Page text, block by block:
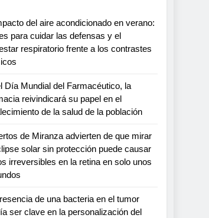
películas de los Minions
y modernización para
deportista
del aire acondicionado en verano:
para cuidar las defensas y el
respiratorio frente a los contrastes
Día Mundial del Farmacéutico, la
reivindicará su papel en el
de la salud de la población
de Miranza advierten de que mirar
solar sin protección puede causar
irreversibles en la retina en solo unos
de una bacteria en el tumor
ser clave en la personalización del